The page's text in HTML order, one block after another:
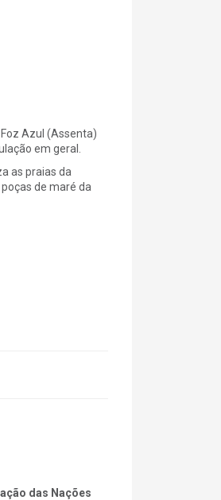
Azul (Assenta)
em geral.
as praias da
de maré da
das Nações